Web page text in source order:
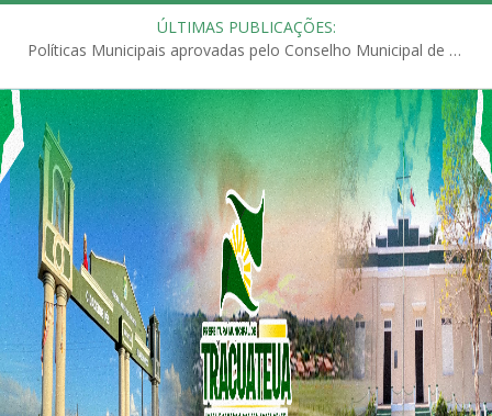
ÚLTIMAS PUBLICAÇÕES:
Políticas Municipais aprovadas pelo Conselho Municipal de Educação (CME)